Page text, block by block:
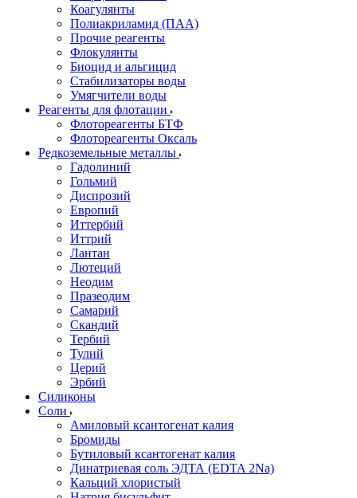
Коагулянты
Полиакриламид (ПАА)
Прочие реагенты
Флокулянты
Биоцид и альгицид
Стабилизаторы воды
Умягчители воды
Реагенты для флотации
Флотореагенты БТФ
Флотореагенты Оксаль
Редкоземельные металлы
Гадолиний
Гольмий
Диспрозий
Европий
Иттербий
Иттрий
Лантан
Лютеций
Неодим
Празеодим
Самарий
Скандий
Тербий
Тулий
Церий
Эрбий
Силиконы
Соли
Амиловый ксантогенат калия
Бромиды
Бутиловый ксантогенат калия
Динатриевая соль ЭДТА (EDTA 2Na)
Кальций хлористый